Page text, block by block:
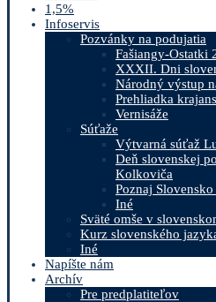
1,5%
Infoservis
Pozvánky na podujatia
Fašiangy-Ostatki
XXXII. Dni
Národný výstup
Prehliadka
Vernisáže
Súťaže
Výtvarná súťaž
Deň slovenskej
Kolkoviča
Poznaj
Iné
Sväté omše v
Kurz slovenského
Iné
Napíšte nám
Archív
Pre predplatiteľov